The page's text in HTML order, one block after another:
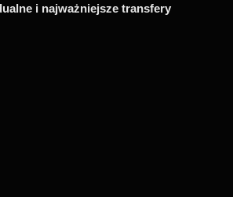
i najważniejsze transfery